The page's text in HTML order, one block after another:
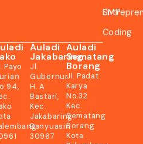
SMP
Coding
Payo
94,
Auladi
Jakabaring
Jl.
Gubernur
H. A
Bastari,
Kec.
Jakabaring
Banyuasin
30967
Auladi
Sematang
Borang
Jl. Padat
Karya
No.32
Kec.
Sematang
Borang
Kota